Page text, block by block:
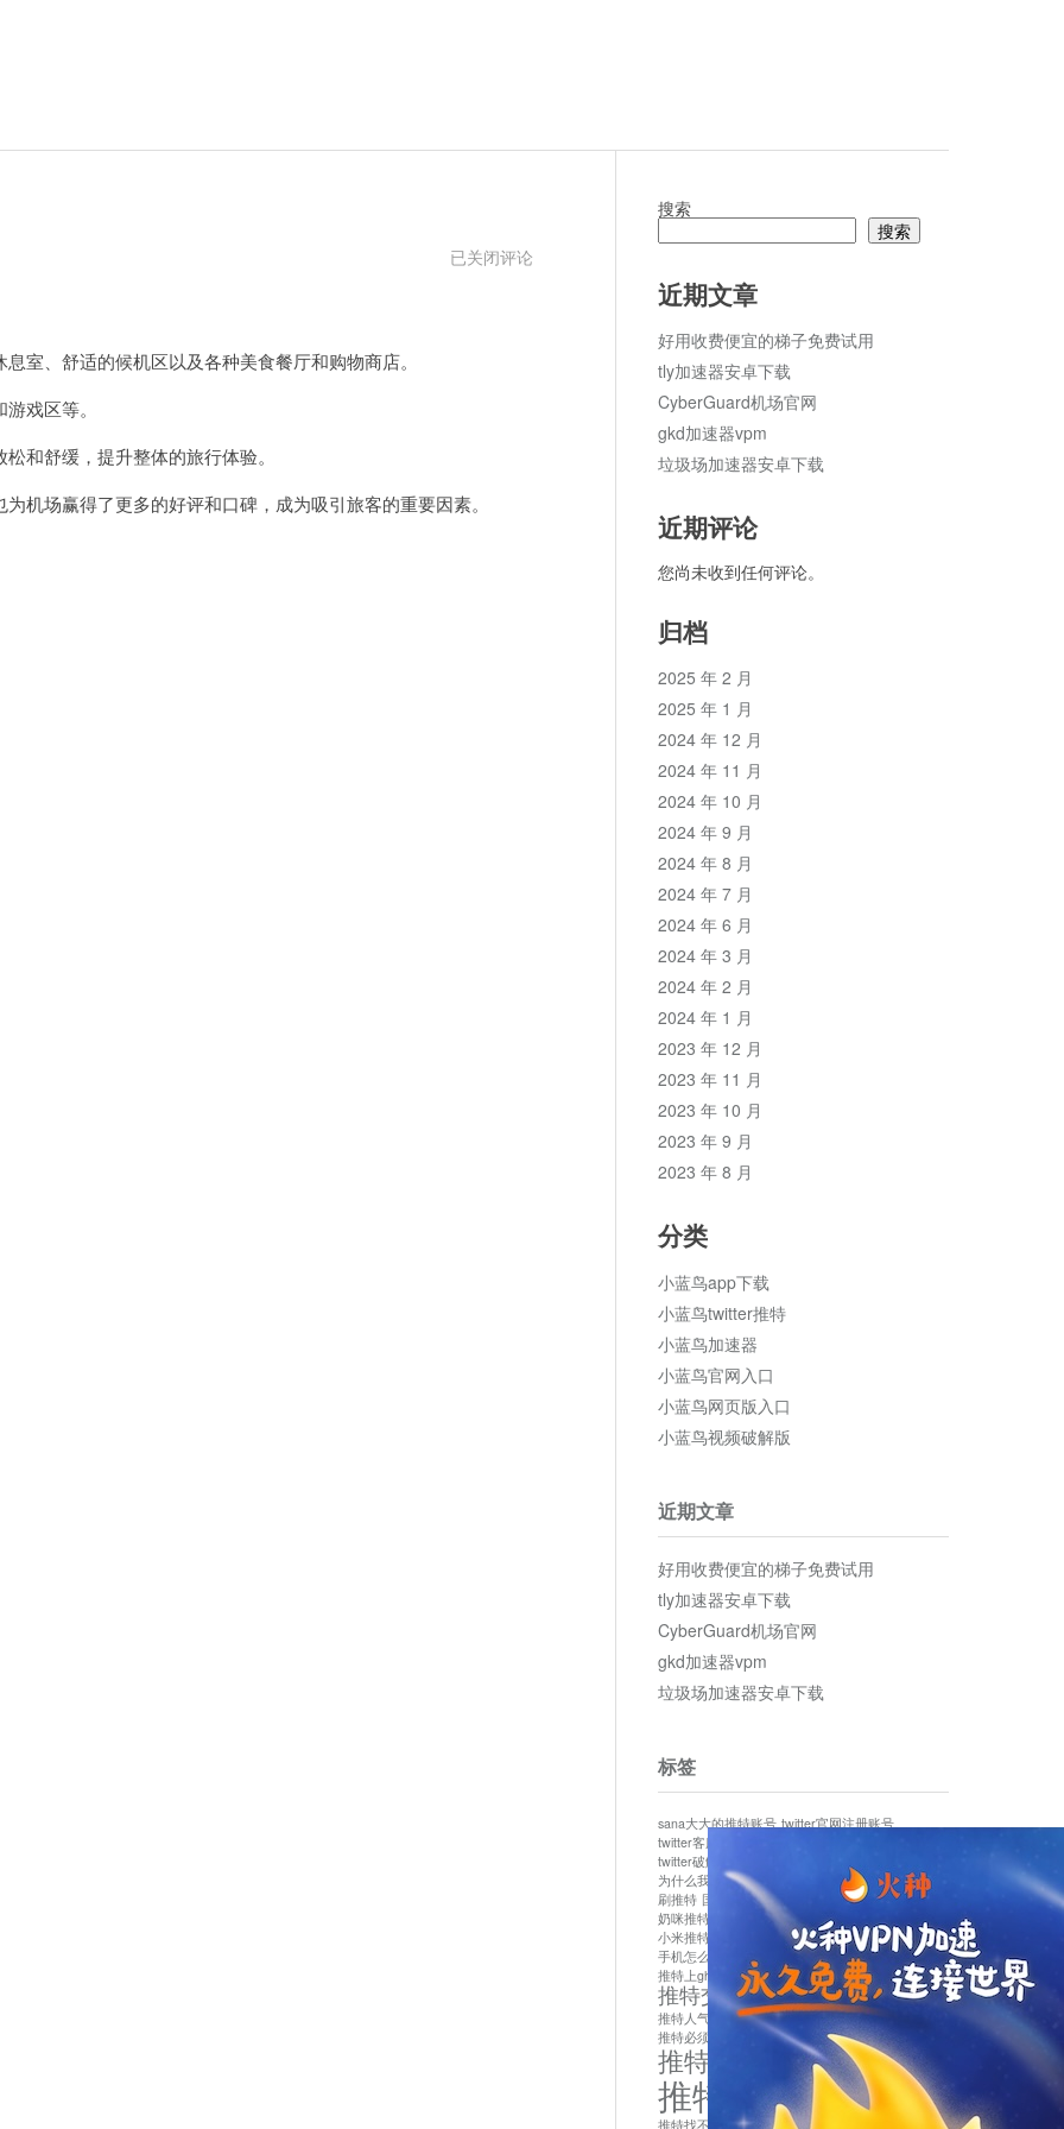
福
已关闭评论
、舒适的候机区以及各种美食餐厅和购物商店。
戏区等。
舒缓，提升整体的旅行体验。
场赢得了更多的好评和口碑，成为吸引旅客的重要因素。
搜索
搜索
近期文章
好用收费便宜的梯子免费试用
tly加速器安卓下载
CyberGuard机场官网
gkd加速器vpm
垃圾场加速器安卓下载
近期评论
您尚未收到任何评论。
归档
2025 年 2 月
2025 年 1 月
2024 年 12 月
2024 年 11 月
2024 年 10 月
2024 年 9 月
2024 年 8 月
2024 年 7 月
2024 年 6 月
2024 年 3 月
2024 年 2 月
2024 年 1 月
2023 年 12 月
2023 年 11 月
2023 年 10 月
2023 年 9 月
2023 年 8 月
分类
小蓝鸟app下载
小蓝鸟twitter推特
小蓝鸟加速器
小蓝鸟官网入口
小蓝鸟网页版入口
小蓝鸟视频破解版
近期文章
好用收费便宜的梯子免费试用
tly加速器安卓下载
CyberGuard机场官网
gkd加速器vpm
垃圾场加速器安卓下载
标签
sana大大的推特账号 twitter官网注册账号
twitter客服
twitter破解版下载
为什么我推特无法保存设置
作者sana推特是什么
刷推特 国内为什么不能用twitter 国内能用twitter吗
奶咪推特
如何找回推特密码
小米推特闪退是怎么回事 怎么看推特上的视频
手机怎么注册推特账号
推特devil
推特上ghs的女博主
推特交友软件app下载
推特人气萌货小蔡头喵喵喵 推特实名制
推特必须用外网吗
推特怎么取消关联手机号
推特怎么看敏感内容苹果
推特找不到账号 推特注册必须要手机号